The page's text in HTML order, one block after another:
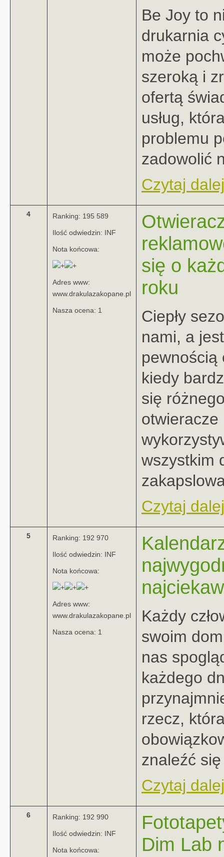
Be Joy to
drukarnia
może
szeroką i
ofertą
usług,
problemu
zadowolić
Czytaj
4 Ranking: 195 589
Ilość odwiedzin: INF
Nota końcowa:
Adres www:
www.drakulazakopane.pl
Nasza ocena: 1
się o
roku
Ciepły
nami, a
pewnością
kiedy
się
otwieracze
wszystkim
Czytaj
5 Ranking: 192 970
Ilość odwiedzin: INF
Nota końcowa:
Adres www:
www.drakulazakopane.pl
Nasza ocena: 1
Każdy
swoim
nas
każdego
rzecz,
znaleźć
Czytaj
6 Ranking: 192 990
Ilość odwiedzin: INF
Nota końcowa:
Dim Lab